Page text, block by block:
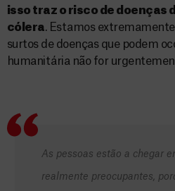
isso traz o risco de doenças
cólera. Estamos
surtos de doenças que podem
humanitária não for
As pessoas estão a chegar
realmente preocupantes,